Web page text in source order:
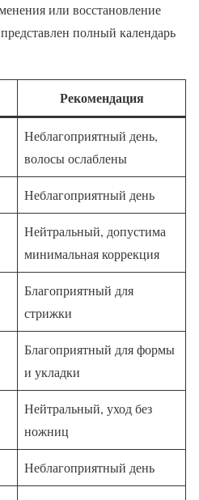
или восстановление
полный календарь
Рекомендация
Неблагоприятный день,
волосы ослаблены
Неблагоприятный день
Нейтральный, допустима
минимальная коррекция
Благоприятный для
стрижки
Благоприятный для формы
и укладки
Нейтральный, уход без
ножниц
Неблагоприятный день